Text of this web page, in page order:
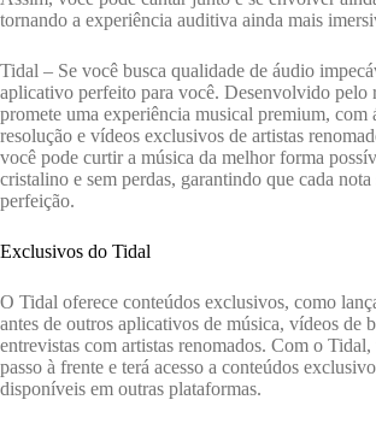
tornando a experiência auditiva ainda mais
Tidal – Se você busca qualidade de áudio
aplicativo perfeito para você. Desenvolvido pelo
promete uma experiência musical premium, com
resolução e vídeos exclusivos de artistas
você pode curtir a música da melhor forma
cristalino e sem perdas, garantindo que cada
perfeição.
Exclusivos do Tidal
O Tidal oferece conteúdos exclusivos, como
antes de outros aplicativos de música, vídeos de
entrevistas com artistas renomados. Com o
passo à frente e terá acesso a conteúdos
disponíveis em outras plataformas.